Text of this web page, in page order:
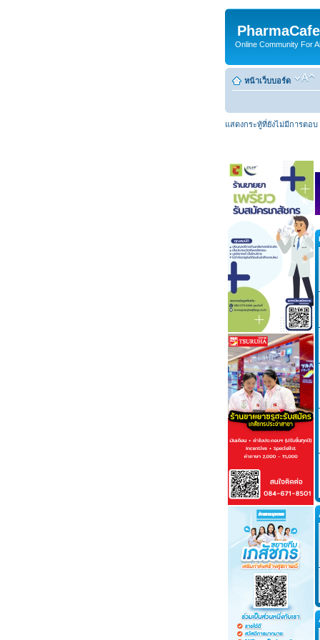
Online Community For
หน้าเว็บบอร์ด
แสดงกระทู้ที่ยังไม่มีการตอบ